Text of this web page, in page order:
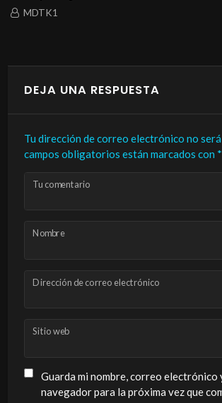
MDTK1
DEJA UNA RESPUESTA
Tu dirección de correo electrónico no
campos obligatorios están marcados con *
Tu comentario
Nombre
Dirección de correo electrónico
Sitio web
Guarda mi nombre, correo electrónico
navegador para la próxima vez que